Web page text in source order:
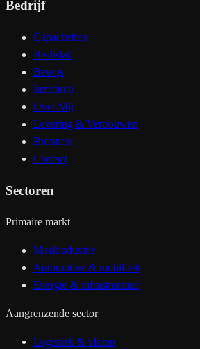
Bedrijf
Capaciteiten
Beslislab
Bewijs
Inzichten
Over Mij
Levering & Vertrouwen
Bronnen
Contact
Sectoren
Primaire markt
Maakindustrie
Automotive & mobiliteit
Energie & infrastructuur
Aangrenzende sector
Logistiek & vloten